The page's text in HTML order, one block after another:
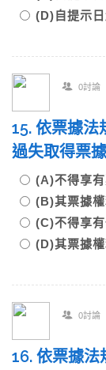
(D)自提示
0討論
15. 依票據法
過失取得票
(A)不得享
(B)其票據
(C)不得享
(D)其票據
0討論
16. 依票據